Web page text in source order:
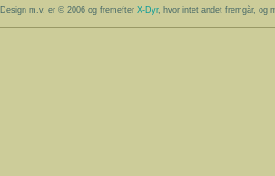
Design m.v. er © 2006 og fremefter X-Dyr, hvor intet andet fremgår, og